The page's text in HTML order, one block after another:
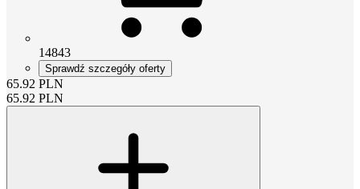
14843
Sprawdź szczegóły oferty
65.92 PLN
65.92 PLN